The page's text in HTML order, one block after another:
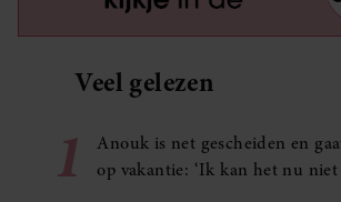
Veel gelezen
1
Anouk is net gescheiden en
op vakantie: ‘Ik kan het nu niet